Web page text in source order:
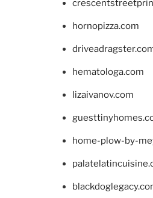
hornopizza.com
hematologa.com
lizaivanov.com
home-plow-by-